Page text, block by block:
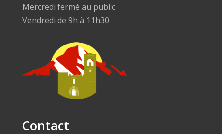
Mercredi fermé au public
Vendredi de 9h à 11h30
Contact